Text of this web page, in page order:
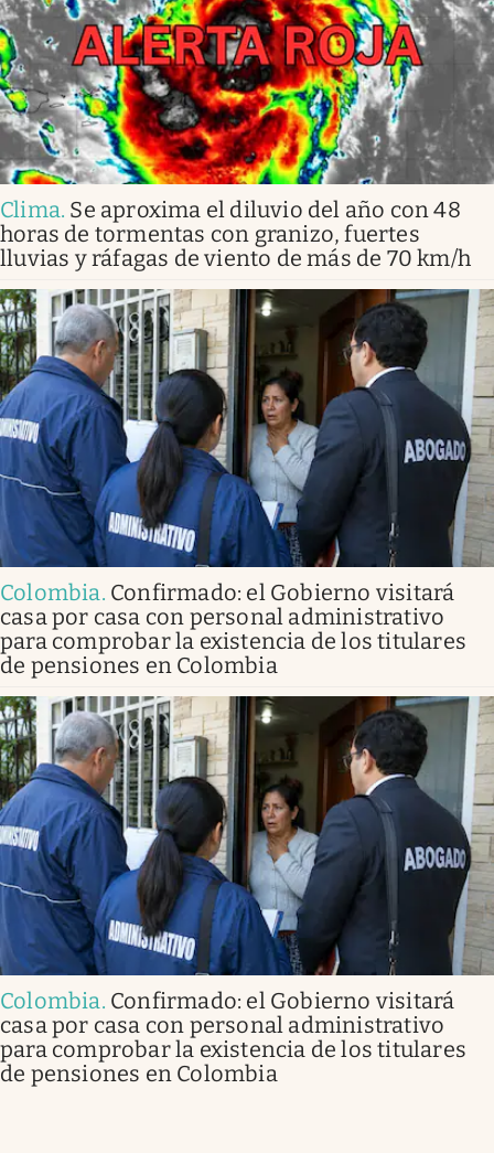
Clima. Se aproxima el diluvio del año con 48
horas de tormentas con granizo, fuertes
lluvias y ráfagas de viento de más de 70 km/h
Colombia. Confirmado: el Gobierno visitará
casa por casa con personal administrativo
para comprobar la existencia de los titulares
de pensiones en Colombia
Colombia. Confirmado: el Gobierno visitará
casa por casa con personal administrativo
para comprobar la existencia de los titulares
de pensiones en Colombia